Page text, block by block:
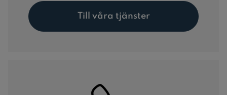
Till våra tjänster